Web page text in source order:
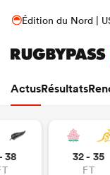
Édition du Nord |
ActusRésultats
38 32 - 35
FT